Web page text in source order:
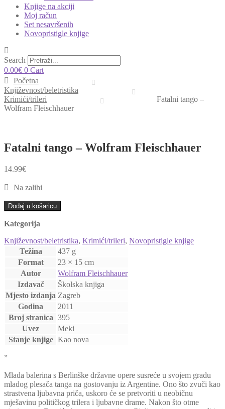
Knjige na akciji
Moj račun
Set nesavršenih
Novopristigle knjige
Search
0.00€ 0 Cart
Početna
Književnost/beletristika
Krimići/trileri
Fatalni tango –
Wolfram Fleischhauer
Fatalni tango – Wolfram Fleischhauer
14.99€
Na zalihi
Fatalni
tango
-
Fleischhauer
količina
Dodaj u košaricu
Kategorija
Književnost/beletristika, Krimići/trileri, Novopristigle knjige
Težina
437 g
Format
23 × 15 cm
Autor
Wolfram Fleischhauer
Izdavač
Školska knjiga
Mjesto izdanja Zagreb
Godina
2011
Broj stranica 395
Uvez
Meki
Stanje knjige Kao nova
”
Mlada balerina s Berlinške državne opere susreće u svojem gradu
mladog plesača tanga na gostovanju iz Argentine. Ono što zvuči kao
strastvena ljubavna priča, uskoro će se pretvoriti u neobičnu
mješavinu političkog trilera i ljubavne drame. Nakon što otme